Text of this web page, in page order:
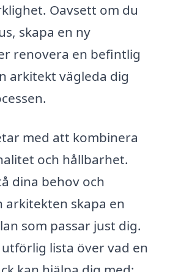
Oavsett om du
skapa en ny
renovera en befintlig
arkitekt vägleda dig
med att kombinera
och hållbarhet.
dina behov och
arkitekten skapa en
som passar just dig.
lista över vad en